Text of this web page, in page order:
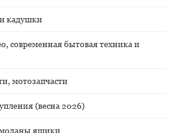
кадушки
современная бытовая техника и
мотозапчасти
(весна 2026)
ящики